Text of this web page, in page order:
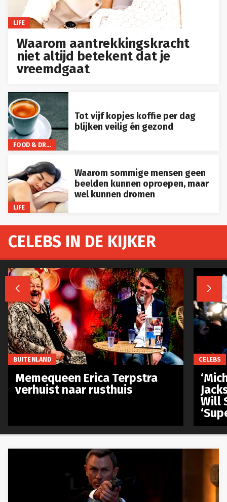
LIFE
Waarom aantrekkingskracht
niet altijd betekent dat je
vreemdgaat
FOOD & DRINKS
Tot vijf kopjes koffie per dag
blijken veilig én gezond
LIFE
Waarom sommige mensen geen
beelden kunnen oproepen, maar
wel kunnen dromen
CELEBS IN DE KIJKER
 
BUITENLAND
Memequeen Erica Terpstra
verhuist naar rusthuis
CELEBS
Will